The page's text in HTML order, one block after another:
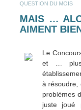
QUESTION DU MOIS
MAIS …
AIMENT
Le
et …
à résoudre,
problèmes
juste joué